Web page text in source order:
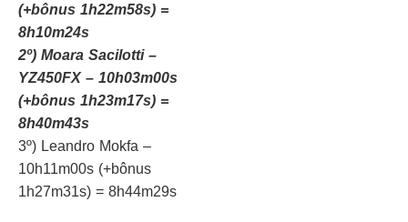
(+bônus 1h22m58s) =
8h10m24s
2º) Moara Sacilotti –
YZ450FX – 10h03m00s
(+bônus 1h23m17s) =
8h40m43s
3º) Leandro Mokfa –
10h11m00s (+bônus
1h27m31s) = 8h44m29s